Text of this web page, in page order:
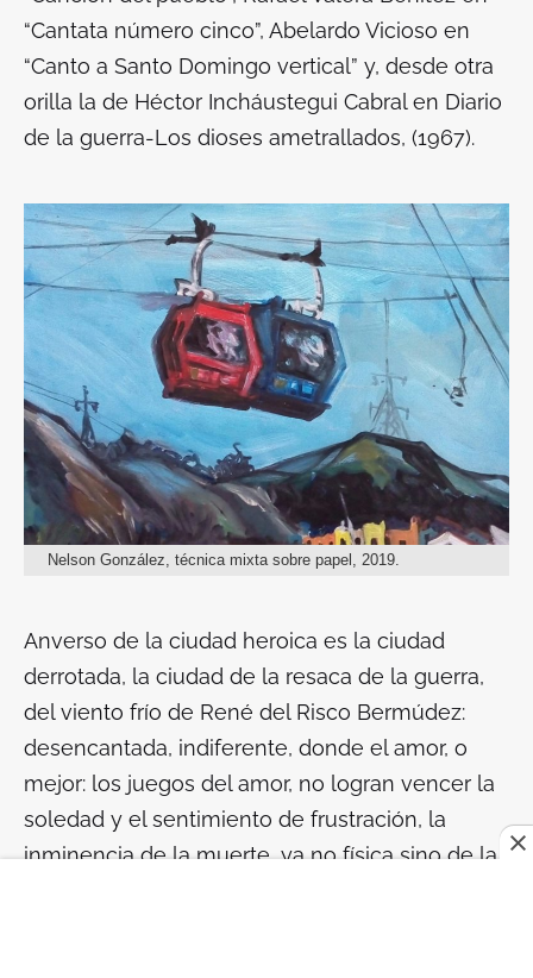
“Cantata número cinco”, Abelardo Vicioso en
“Canto a Santo Domingo vertical” y, desde otra
orilla la de Héctor Incháustegui Cabral en Diario
de la guerra-Los dioses ametrallados, (1967).
Nelson González, técnica mixta sobre papel, 2019.
Anverso de la ciudad heroica es la ciudad
derrotada, la ciudad de la resaca de la guerra,
del viento frío de René del Risco Bermúdez:
desencantada, indiferente, donde el amor, o
mejor: los juegos del amor, no logran vencer la
soledad y el sentimiento de frustración, la
inminencia de la muerte, ya no física sino de la